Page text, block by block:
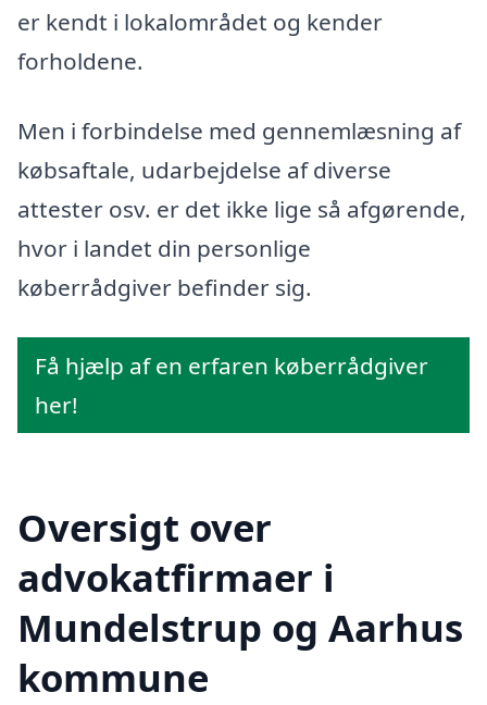
er kendt i lokalområdet og kender
forholdene.
Men i forbindelse med gennemlæsning af
købsaftale, udarbejdelse af diverse
attester osv. er det ikke lige så afgørende,
hvor i landet din personlige
køberrådgiver befinder sig.
Få hjælp af en erfaren køberrådgiver
her!
Oversigt over
advokatfirmaer i
Mundelstrup og Aarhus
kommune